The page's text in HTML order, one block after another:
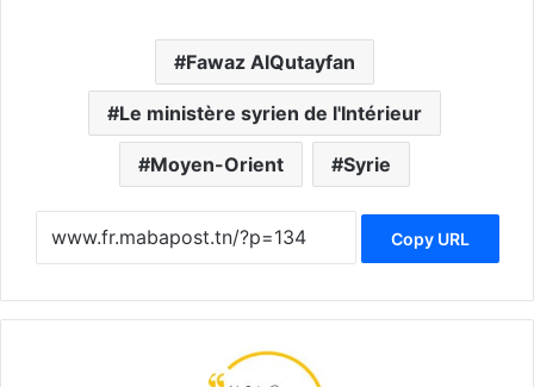
Fawaz AlQutayfan
Le ministère syrien de l'Intérieur
Moyen-Orient Syrie
Copy URL